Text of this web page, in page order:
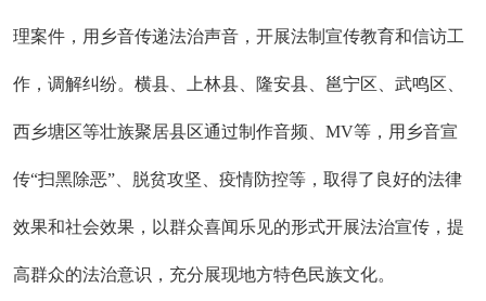
理案件，用乡音传递法治声音，开展法制宣传教育和信访工
作，调解纠纷。横县、上林县、隆安县、邕宁区、武鸣区、
西乡塘区等壮族聚居县区通过制作音频、MV等，用乡音宣
传“扫黑除恶”、脱贫攻坚、疫情防控等，取得了良好的法律
效果和社会效果，以群众喜闻乐见的形式开展法治宣传，提
高群众的法治意识，充分展现地方特色民族文化。